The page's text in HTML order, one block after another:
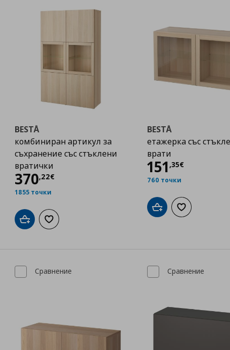
BESTÅ
комбиниран артикул за
съхранение със стъклени
вратички
370,22€
Цена
1855 точки
Добави в кошницата
Добави към списъка с любими
BESTÅ
етажерка със
врати
151 ,35€
Цена
760 точки
Добави в кошницата
Добави към
Сравнение Сравнение